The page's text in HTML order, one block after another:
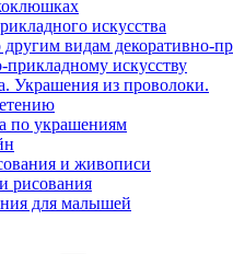
искусства
видам декоративно-
искусству
Украшения из проволоки.
по украшениям
и живописи
рисования
для малышей